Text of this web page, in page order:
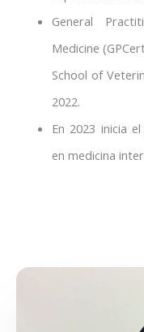
General
Medicine
School of
2022.
En 2023 inicia
en medicina